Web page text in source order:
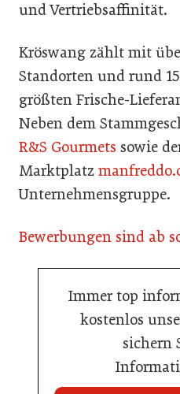
und Vertriebsaffinität.
Kröswang zählt mit
Standorten und rund
größten Frische-
Neben dem
R&S Gourmets sowie
Marktplatz
Unternehmensgruppe.
Bewerbungen sind ab
Immer top
kostenlos
sichern